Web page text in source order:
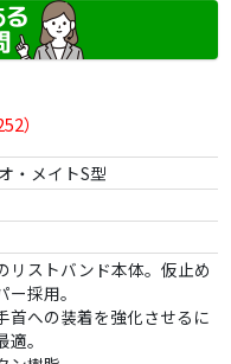
）
・メイトS型
リストバンド本体。仮止め
採用。
首への装着を強化させるに
。